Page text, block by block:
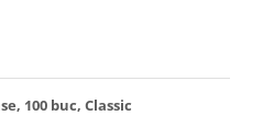
100 buc, Classic